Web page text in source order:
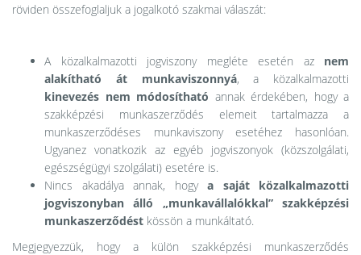
röviden összefoglaljuk a jogalkotó szakmai válaszát:
A közalkalmazotti jogviszony megléte esetén az nem
alakítható át munkaviszonnyá, a közalkalmazotti
kinevezés nem módosítható annak érdekében, hogy a
szakképzési munkaszerződés elemeit tartalmazza a
munkaszerződéses munkaviszony esetéhez hasonlóan.
Ugyanez vonatkozik az egyéb jogviszonyok (közszolgálati,
egészségügyi szolgálati) esetére is.
Nincs akadálya annak, hogy a saját közalkalmazotti
jogviszonyban álló „munkavállalókkal” szakképzési
munkaszerződést kössön a munkáltató.
Megjegyezzük, hogy a külön szakképzési munkaszerződés